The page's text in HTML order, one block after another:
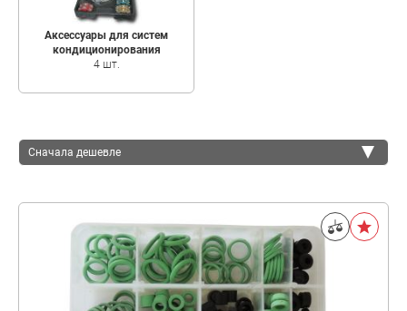
Аксессуары для систем
кондиционирования
4 шт.
Сначала дешевле